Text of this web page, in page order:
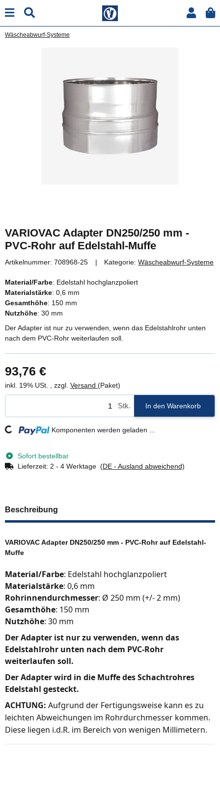
Wäscheabwurf-Systeme
VARIOVAC Adapter DN250/250 mm -
PVC-Rohr auf Edelstahl-Muffe
Artikelnummer: 708968-25 Kategorie: Wäscheabwurf-Systeme
Material/Farbe: Edelstahl hochglanzpoliert
Materialstärke: 0,6 mm
Gesamthöhe: 150 mm
Nutzhöhe: 30 mm
Der Adapter ist nur zu verwenden, wenn das Edelstahlrohr unten
nach dem PVC-Rohr weiterlaufen soll.
93,76 €
inkl. 19% USt. , zzgl. Versand (Paket)
Stk. In den Warenkorb
Loading... Komponenten werden geladen ...
Sofort bestellbar
Lieferzeit: 2 - 4 Werktage (DE - Ausland abweichend)
Beschreibung
VARIOVAC Adapter DN250/250 mm - PVC-Rohr auf Edelstahl-
Muffe
Material/Farbe: Edelstahl hochglanzpoliert
Materialstärke: 0,6 mm
Rohrinnendurchmesser: Ø 250 mm (+/- 2 mm)
Gesamthöhe: 150 mm
Nutzhöhe: 30 mm
Der Adapter ist nur zu verwenden, wenn das
Edelstahlrohr unten nach dem PVC-Rohr
weiterlaufen soll.
Der Adapter wird in die Muffe des Schachtrohres
Edelstahl gesteckt.
ACHTUNG: Aufgrund der Fertigungsweise kann es zu
leichten Abweichungen im Rohrdurchmesser kommen.
Diese liegen i.d.R. im Bereich von wenigen Millimetern.